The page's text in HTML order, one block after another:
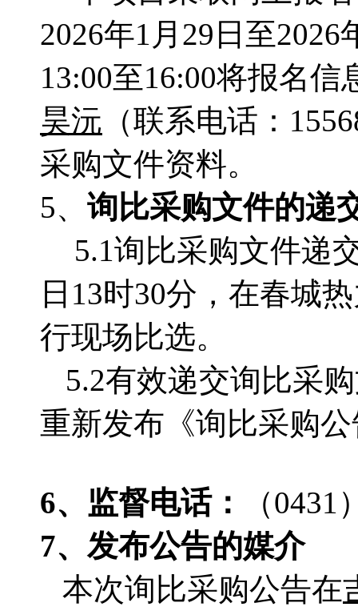
2026年1月29日至2026
13:00至16:00将报名信
昊沅 （联系电话：
采购文件资料。
5、 询比采购文件的递
5.1询比采购文件递
日13时30分，在春城
行现场比选。
5.2有效递交询比采
重新发布《询比采购
6、监督电话： （0431
7、发布公告的媒介
本次询比采购公告在